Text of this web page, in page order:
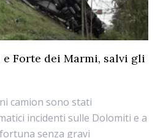
Forte dei Marmi, salvi gli
camion sono stati
incidenti sulle Dolomiti e a
senza gravi